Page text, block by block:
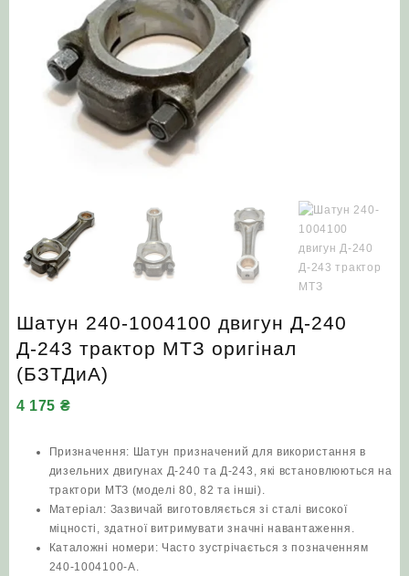
Шатун 240-1004100 двигун Д-240
Д-243 трактор МТЗ оригінал
(БЗТДиА)
4 175 ₴
Призначення: Шатун призначений для використання в
дизельних двигунах Д-240 та Д-243, які встановлюються на
трактори МТЗ (моделі 80, 82 та інші).
Матеріал: Зазвичай виготовляється зі сталі високої
міцності, здатної витримувати значні навантаження.
Каталожні номери: Часто зустрічається з позначенням
240-1004100-А.